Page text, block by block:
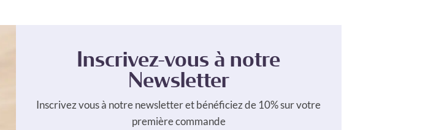
Inscrivez-vous à notre
Newsletter
Inscrivez vous à notre newsletter et bénéficiez de 10% sur votre
première commande